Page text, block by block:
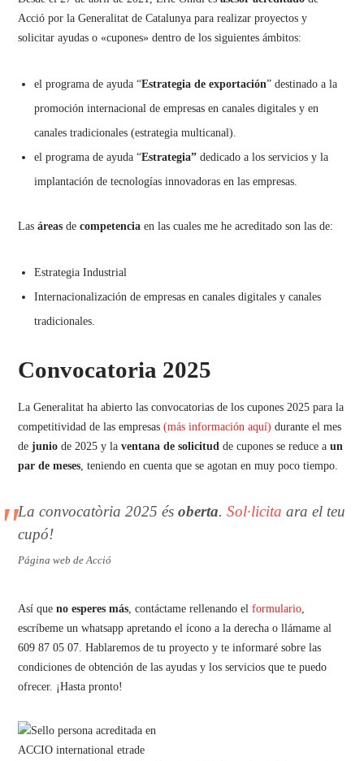
Acció por la Generalitat de Catalunya para realizar proyectos y
solicitar ayudas o «cupones» dentro de los siguientes ámbitos:
el programa de ayuda “Estrategia de exportación” destinado a la
promoción internacional de empresas en canales digitales y en
canales tradicionales (estrategia multicanal).
el programa de ayuda “Estrategia”dedicado a los servicios y la
implantación de tecnologías innovadoras en las empresas.
Lasáreas decompetencia en las cuales me he acreditado son las de:
Estrategia Industrial
Internacionalización de empresas en canales digitales y canales
tradicionales.
Convocatoria 2025
La Generalitat ha abierto las convocatorias de los cupones 2025 para la
competitividad de las empresas(más información aquí) durante el mes
dejunio de 2025 y laventana de solicitud de cupones se reduce aun
par de meses, teniendo en cuenta que se agotan en muy poco tiempo.
La convocatòria 2025 ésoberta.Sol·licita ara el teu
cupó!
Página web de Acció
Así queno esperes más, contáctame rellenando elformulario,
escríbeme un whatsapp apretando el ícono a la derecha o llámame al
609 87 05 07. Hablaremos de tu proyecto y te informaré sobre las
condiciones de obtención de las ayudas y los servicios que te puedo
ofrecer. ¡Hasta pronto!